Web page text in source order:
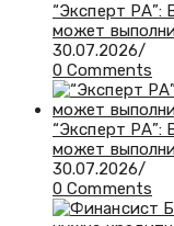
“Эксперт РА”:
может
30.07.2026/
0 Comments
“Эксперт РА”:
может
30.07.2026/
0 Comments